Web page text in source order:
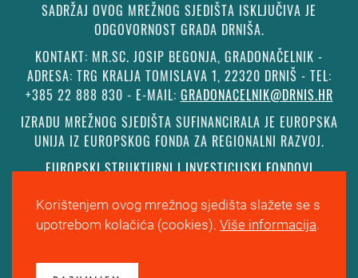
SADRŽAJ OVOG MREŽNOG SJEDIŠTA ISKLJUČIVA JE
ODGOVORNOST GRADA DRNIŠA.
KONTAKT: MR.SC. JOSIP BEGONJA, GRADONAČELNIK -
ADRESA: TRG KRALJA TOMISLAVA 1, 22320 DRNIŠ - TEL:
+385 22 888 830 - E-MAIL: GRADONACELNIK@DRNIS.HR
IZRADU MREŽNOG SJEDIŠTA SUFINANCIRALA JE EUROPSKA
UNIJA IZ EUROPSKOG FONDA ZA REGIONALNI RAZVOJ.
EUROPSKI STRUKTURNI I INVESTICIJSKI FONDOVI
© Grad Drniš . Sva prava zadržana. Izjava o kolačićima
Digitalna pristupačnost
. Izrada, hosting i održavanje
Korištenjem ovog mrežnog sjedišta slažete se s
upotrebom kolačića (cookies). Više informacija.